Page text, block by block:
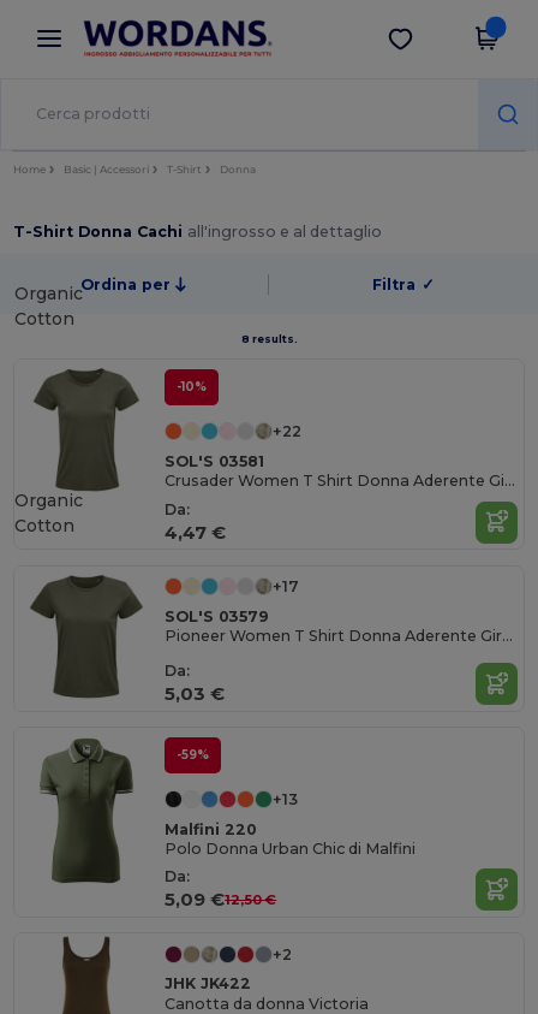
× App Wordans
Prezzi migliori sull'app!
Scarica app
Home Basic | Accessori T-Shirt Donna
T-Shirt Donna Cachi all'ingrosso e al dettaglio
Ordina per Filtra ✓
8 results.
Organic
Cotton
-10%
+22
SOL'S 03581
Crusader Women T Shirt Donna Aderente Girocollo
Da:
4,47 €
Organic
Cotton
+17
SOL'S 03579
Pioneer Women T Shirt Donna Aderente Girocollo
Da:
5,03 €
-59%
+13
Malfini 220
Polo Donna Urban Chic di Malfini
Da:
5,09 €12,50 €
+2
JHK JK422
Canotta da donna Victoria